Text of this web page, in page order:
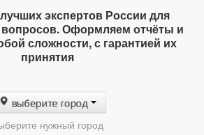
экспертов России для
Оформляем отчёты и
сложности, с гарантией их
принятия
выберите город
нужный город